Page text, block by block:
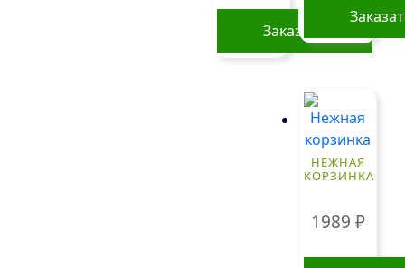
Заказать
НЕЖНАЯ
КОРЗИНКА
1989 ₽